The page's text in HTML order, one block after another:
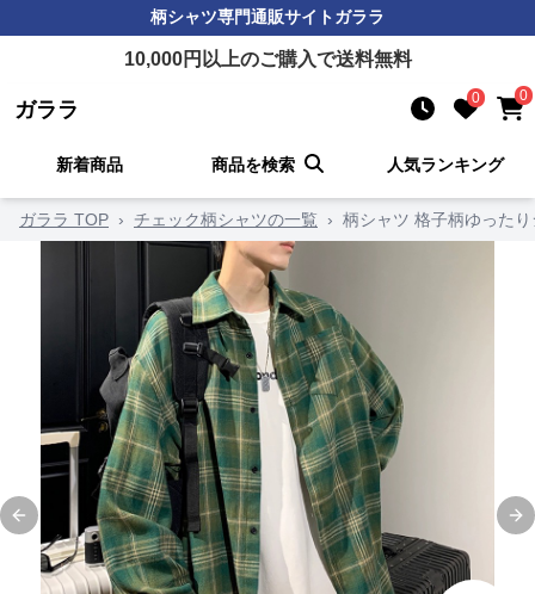
柄シャツ専門通販サイトガララ
10,000円以上のご購入で送料無料
ガララ 0 0
新着商品 商品を検索 人気ランキング
ガララ TOP › チェック柄シャツの一覧 › 柄シャツ 格子柄ゆった
Previous slide